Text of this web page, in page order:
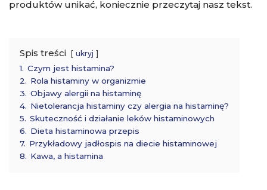
produktów unikać, koniecznie przeczytaj nasz tekst.
Spis treści ukryj
1. Czym jest histamina?
2. Rola histaminy w organizmie
3. Objawy alergii na histaminę
4. Nietolerancja histaminy czy alergia na histaminę?
5. Skuteczność i działanie leków histaminowych
6. Dieta histaminowa przepis
7. Przykładowy jadłospis na diecie histaminowej
8. Kawa, a histamina